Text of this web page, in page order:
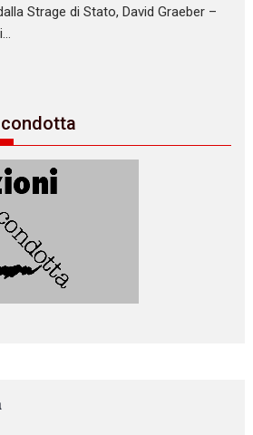
Strage di Stato, David Graeber –